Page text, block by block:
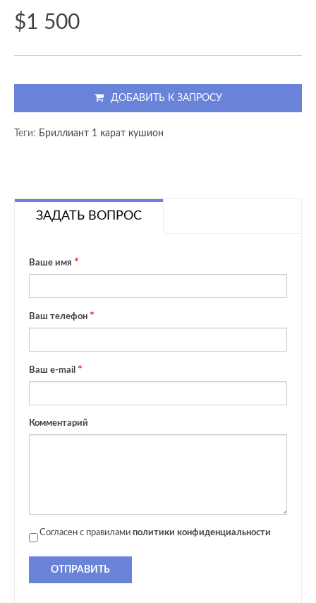
$1 500
ДОБАВИТЬ К ЗАПРОСУ
Теги: Бриллиант 1 карат кушион
ЗАДАТЬ ВОПРОС
Ваше имя
Ваш телефон
Ваш e-mail
Комментарий
Согласен с правилами политики конфиденциальности
ОТПРАВИТЬ